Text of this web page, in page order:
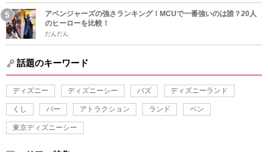
アベンジャーズの強さランキング！MCUで一番強いのは誰？20人
のヒーローを比較！
だんだん
話題のキーワード
ディズニー ディズニーシー バズ ディズニーランド
くし バー アトラクション ランド ペン
東京ディズニーシー